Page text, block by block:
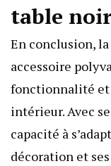
table
En conclusion,
accessoire
fonctionnalité et
intérieur. Avec
capacité à
décoration et